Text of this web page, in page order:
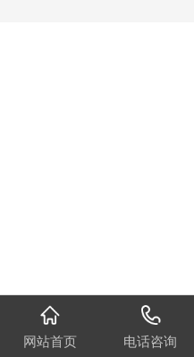
网站首页 电话咨询